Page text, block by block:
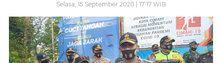
Selasa, 15 September 2020 | 17:17 WIB